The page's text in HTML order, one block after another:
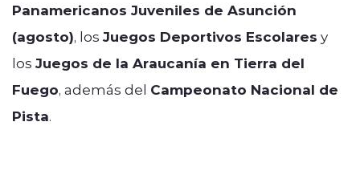
Panamericanos Juveniles de Asunción
(agosto), los Juegos Deportivos Escolares y
los Juegos de la Araucanía en Tierra del
Fuego, además del Campeonato Nacional de
Pista.